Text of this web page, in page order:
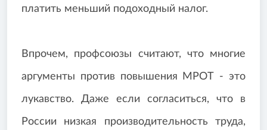
платить меньший подоходный налог.
Впрочем, профсоюзы считают, что многие
аргументы против повышения МРОТ - это
лукавство. Даже если согласиться, что в
России низкая производительность труда,